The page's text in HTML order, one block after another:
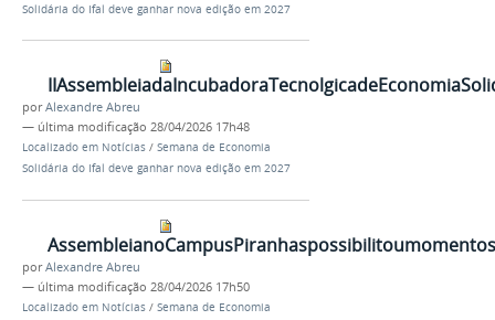
Solidária do Ifal deve ganhar nova edição em 2027
porAlexandre Abreu
— última modificação 28/04/2026 17h48
Localizado em Notícias / Semana de Economia
Solidária do Ifal deve ganhar nova edição em 2027
porAlexandre Abreu
— última modificação 28/04/2026 17h50
Localizado em Notícias / Semana de Economia